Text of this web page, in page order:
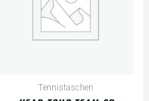
Tennistaschen